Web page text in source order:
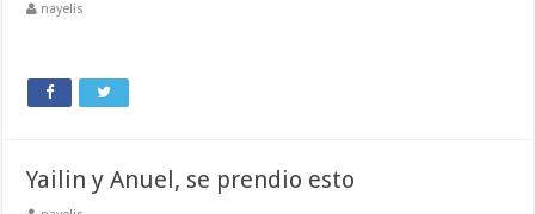
nayelis
Yailin y Anuel, se prendio esto